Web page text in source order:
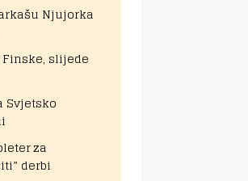
Njujorka
slijede
Svjetsko
za
derbi